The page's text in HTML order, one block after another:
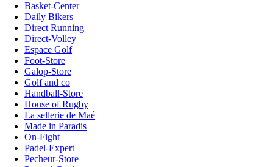
Basket-Center
Daily Bikers
Direct Running
Direct-Volley
Espace Golf
Foot-Store
Galop-Store
Golf and co
Handball-Store
House of Rugby
La sellerie de Maé
Made in Paradis
On-Fight
Padel-Expert
Pecheur-Store